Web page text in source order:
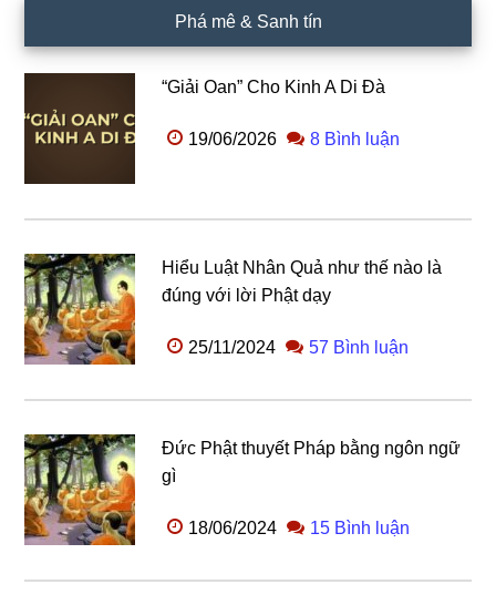
Phá mê & Sanh tín
“Giải Oan” Cho Kinh A Di Đà
19/06/2026 8 Bình luận
Hiểu Luật Nhân Quả như thế nào là
đúng với lời Phật dạy
25/11/2024 57 Bình luận
Đức Phật thuyết Pháp bằng ngôn ngữ
gì
18/06/2024 15 Bình luận